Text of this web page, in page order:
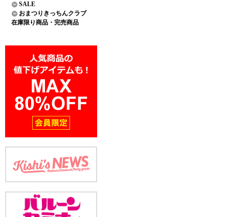
SALE
おまつりきっちんクラブ
在庫限り商品・完売商品